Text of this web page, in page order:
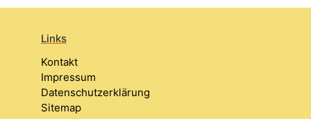
Links
Kontakt
Impressum
Datenschutzerklärung
Sitemap